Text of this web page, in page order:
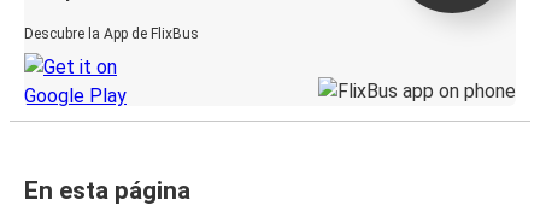
Descubre la App de FlixBus
En esta página